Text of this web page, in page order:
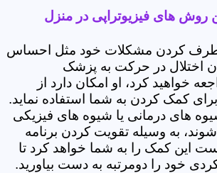
روش های فیزیوتراپی در منزل
کردن مشکلات خود مثل احساس
اختلال در حرکت به پزشک
خواهید کرد، او امکان دارد از
کمک کردن به شما استفاده نماید.
های درمانی یا شیوه های فیزیکی
به وسیله تقویت کردن برنامه
این کمک را به شما خواهد کرد تا
خود را دومرتبه به دست بیاورید.